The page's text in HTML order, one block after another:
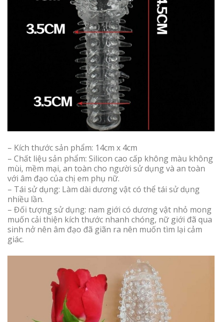
– Kích thước sản phẩm: 14cm x 4cm
– Chất liệu sản phẩm: Silicon cao cấp không màu không
mùi, mềm mại, an toàn cho người sử dụng và an toàn
với âm đạo của chị em phụ nữ.
– Tái sử dụng: Làm dài dương vật có thể tái sử dụng
nhiều lần.
– Đối tượng sử dụng: nam giới có dương vật nhỏ mong
muốn cải thiện kích thước nhanh chóng, nữ giới đã qua
sinh nở nên âm đạo đã giãn ra nên muốn tìm lại cảm
giác.